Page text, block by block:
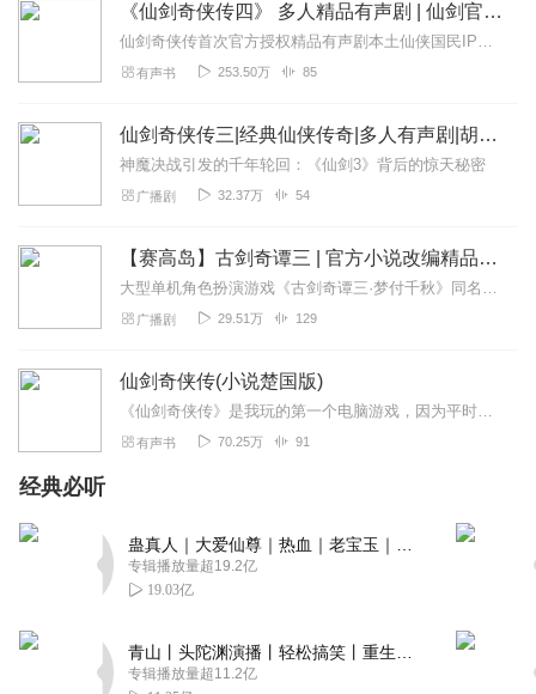
《仙剑奇侠传四》 多人精品有声剧 | 仙剑官方授权|仙剑4
仙剑奇侠传首次官方授权精品有声剧本土仙侠国民IP仙侠世界观开山之作全明星阵容配音十五年传奇再现张思王之|妶耳|白杺瓒|王凯|赵毅|唐小...
有声书 253.50万 85
仙剑奇侠传三|经典仙侠传奇|多人有声剧|胡良伟、贺文潇、倔强的小红
神魔决战引发的千年轮回：《仙剑3》背后的惊天秘密
广播剧 32.37万 54
【赛高岛】古剑奇谭三 | 官方小说改编精品多人有声剧 |古剑三|《仙剑奇侠传》后最强国产奇幻仙侠游戏 | 梦付千秋 | 古剑3
大型单机角色扮演游戏《古剑奇谭三·梦付千秋》同名剧情小说有声剧【注：如果您在收听的时候开了AI识别文稿，可能会有AI语音识别的字幕和实际小说不一定能对得上的情况...
广播剧 29.51万 129
仙剑奇侠传(小说楚国版)
《仙剑奇侠传》是我玩的第一个电脑游戏，因为平时不太玩游戏，几乎也可以说是唯一的游戏了。游戏成功后，有好多不同版本的小说出现，都是把游戏改编成的文字。其中有些不值...
有声书 70.25万 91
经典必听
专辑播放量超19.2亿
19.03亿
专辑播放量超11.2亿